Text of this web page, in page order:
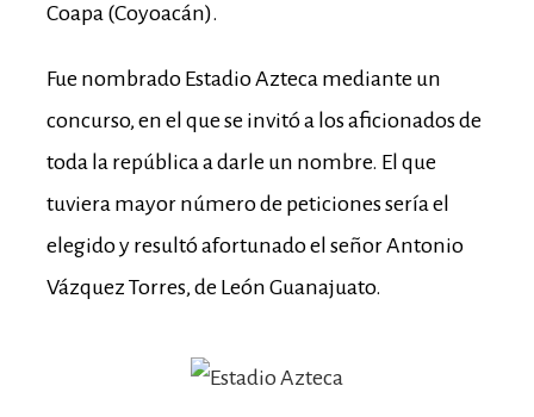
Coapa (Coyoacán).
Fue nombrado Estadio Azteca mediante un
concurso, en el que se invitó a los aficionados de
toda la república a darle un nombre. El que
tuviera mayor número de peticiones sería el
elegido y resultó afortunado el señor Antonio
Vázquez Torres, de León Guanajuato.